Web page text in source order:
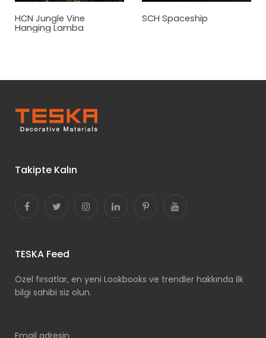
HCN Jungle Vine
Hanging Lamba
SCH Spaceship
Takipte Kalın
TESKA Feed
Özel fırsatlar, en yeni Lookbooks ve trendler hakkında ilk
bilgi sahibi siz olun.